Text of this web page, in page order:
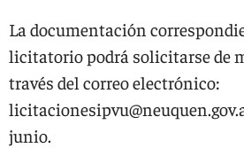
La documentación
licitatorio podrá solicitarse de
través del correo electrónico:
junio.